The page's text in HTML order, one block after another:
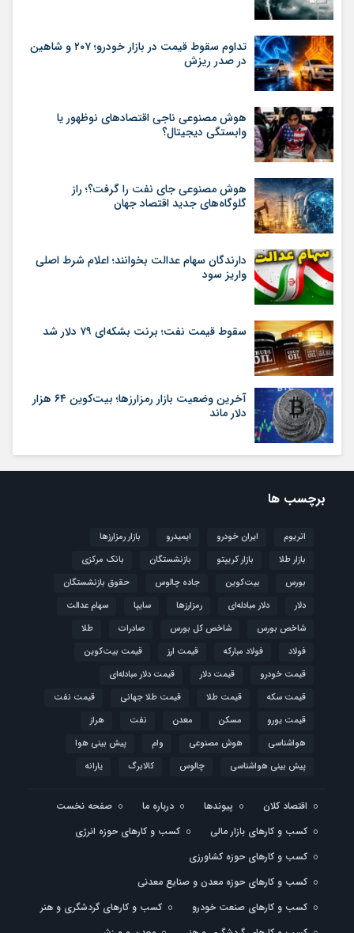
تداوم سقوط قیمت در بازار خودرو؛ ۲۰۷ و شاهین
در صدر ریزش
هوش مصنوعی ناجی اقتصادهای نوظهور یا
وابستگی دیجیتال؟
هوش مصنوعی جای نفت را گرفت؟؛ راز
گلوگاه‌های جدید اقتصاد جهان
دارندگان سهام عدالت بخوانند؛ اعلام شرط اصلی
واریز سود
سقوط قیمت نفت؛ برنت بشکه‌ای ۷۹ دلار شد
آخرین وضعیت بازار رمزارزها؛ بیت‌کوین ۶۴ هزار
دلار ماند
برچسب ها
اتریوم ایران خودرو ایمیدرو
بازار رمزارزها
بازار طلا
بازار کریپتو بازنشستگان
بانک مرکزی
بورس
بیت‌کوین جاده چالوس
حقوق بازنشستگان
دلار
دلار مبادله‌ای رمزارزها سایپا
سهام عدالت
شاخص بورس
شاخص کل بورس صادرات
طلا
فولاد
فولاد مبارکه قیمت ارز
قیمت بیت‌کوین
قیمت خودرو
قیمت دلار
قیمت دلار مبادله‌ای
قیمت سکه
قیمت طلا قیمت طلا جهانی
قیمت نفت
قیمت یورو
مسکن معدن نفت
هراز
هواشناسی
هوش مصنوعی وام
پیش بینی هوا
پیش بینی هواشناسی
چالوس کالابرگ یارانه
اقتصاد کلان پیوندها درباره ما
صفحه نخست
کسب و کارهای بازار مالی
کسب و کارهای حوزه انرژی
کسب و کارهای حوزه کشاورزی
کسب و کارهای حوزه معدن و صنایع معدنی
کسب و کارهای صنعت خودرو
کسب و کارهای گردشگری و هنر